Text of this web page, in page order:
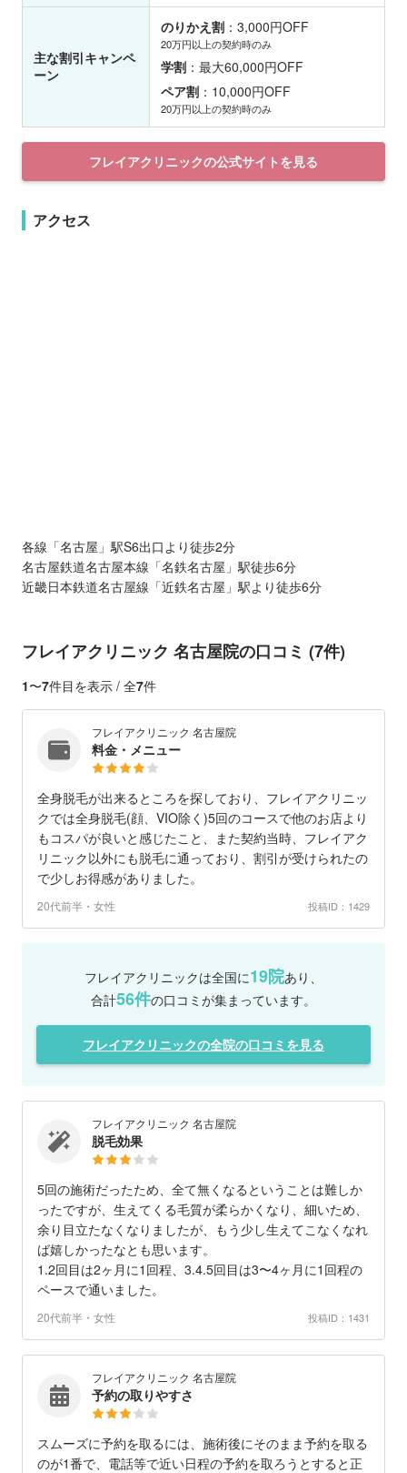
主な割引キャンペ
ーン
のりかえ割 ：3,000円OFF
20万円以上の契約時のみ
学割 ：最大60,000円OFF
ペア割 ：10,000円OFF
20万円以上の契約時のみ
フレイアクリニックの公式サイトを見る
アクセス
各線「名古屋」駅S6出口より徒歩2分
名古屋鉄道名古屋本線「名鉄名古屋」駅徒歩6分
近畿日本鉄道名古屋線「近鉄名古屋」駅より徒歩6分
フレイアクリニック 名古屋院の口コミ (7件)
1〜7件目を表示 / 全7件
フレイアクリニック 名古屋院
料金・メニュー
全身脱毛が出来るところを探しており、フレイアクリニッ
クでは全身脱毛(顔、VIO除く)5回のコースで他のお店より
もコスパが良いと感じたこと、また契約当時、フレイアク
リニック以外にも脱毛に通っており、割引が受けられたの
で少しお得感がありました。
20代前半・女性 投稿ID：1429
フレイアクリニックは全国に19院あり、
合計56件の口コミが集まっています。
フレイアクリニックの全院の口コミを見る
フレイアクリニック 名古屋院
脱毛効果
5回の施術だったため、全て無くなるということは難しか
ったですが、生えてくる毛質が柔らかくなり、細いため、
余り目立たなくなりましたが、もう少し生えてこなくなれ
ば嬉しかったなとも思います。
1.2回目は2ヶ月に1回程、3.4.5回目は3〜4ヶ月に1回程の
ペースで通いました。
20代前半・女性 投稿ID：1431
フレイアクリニック 名古屋院
予約の取りやすさ
スムーズに予約を取るには、施術後にそのまま予約を取る
のが1番で、電話等で近い日程の予約を取ろうとすると正